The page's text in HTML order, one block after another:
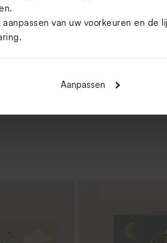
van uw voorkeuren en de
.
Aanpassen
gold 195gr